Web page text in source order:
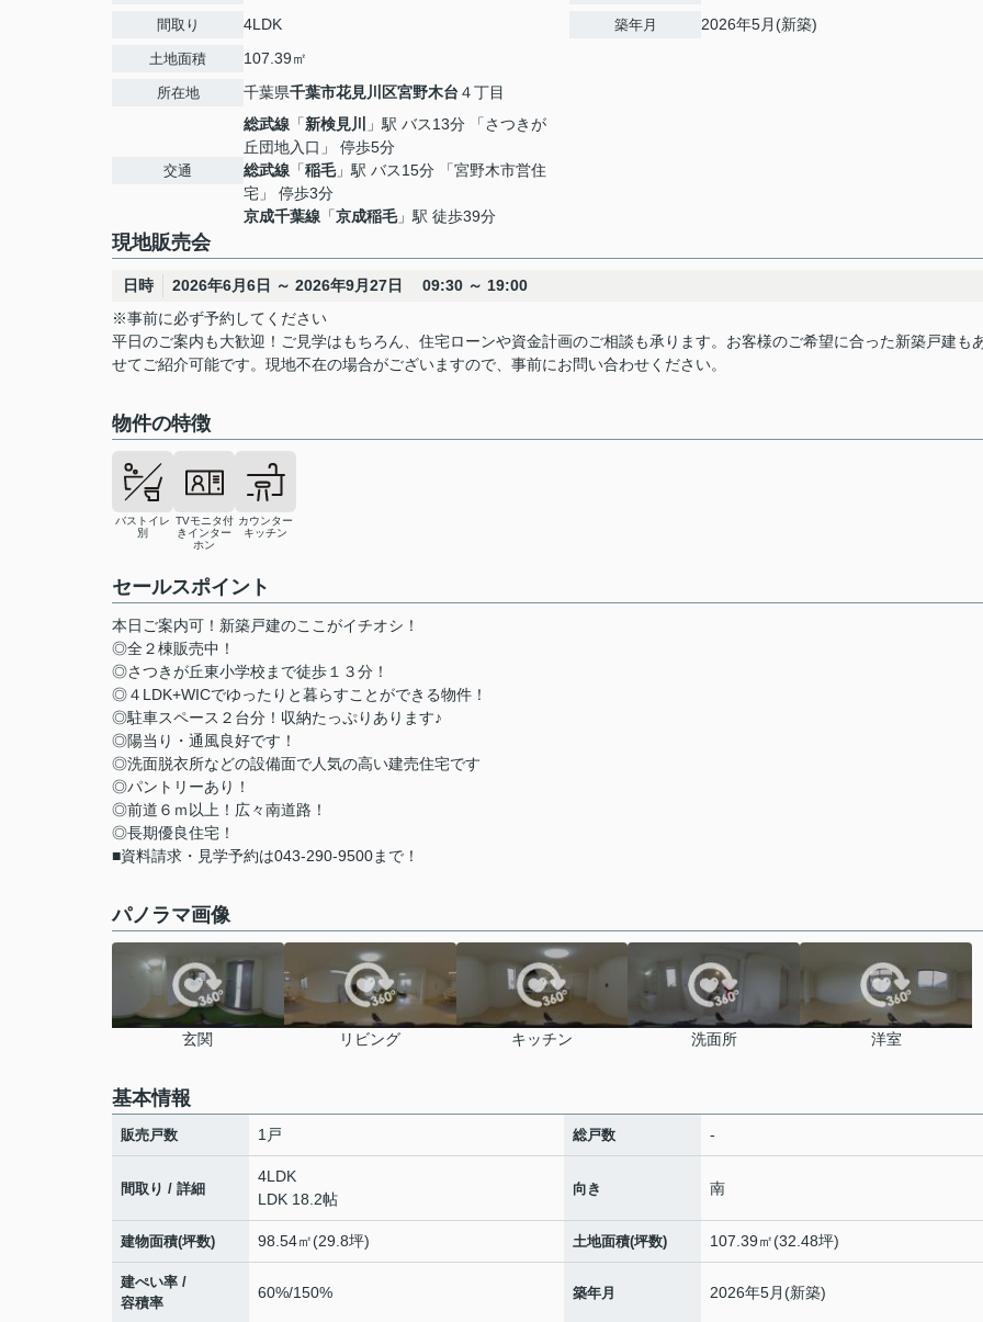
間取り 4LDK
土地面積 107.39㎡
所在地 千葉県千葉市花見川区宮野木台 ４丁目
交通
総武線 「新検見川
」駅 バス13分 「さつきが
丘団地入口」 停歩5分
総武線 「稲毛」駅 バス15分 「宮野木市営住
宅」 停歩3分
京成千葉線 「京成稲毛」駅 徒歩39分
築年月 2026年5月(新築)
現地販売会
日時
2026年6月6日 ～ 2026年9月27日 09:30 ～ 19:00
※事前に必ず予約してください
平日のご案内も大歓迎！ご見学はもちろん、住宅ローンや資金計画のご相談も承ります。お客様のご希望に合った新築戸建も
せてご紹介可能です。現地不在の場合がございますので、事前にお問い合わせください。
物件の特徴
バストイレ
別
TVモニタ付
きインター
ホン
カウンター
キッチン
セールスポイント
本日ご案内可！新築戸建のここがイチオシ！
◎全２棟販売中！
◎さつきが丘東小学校まで徒歩１３分！
◎４LDK+WICでゆったりと暮らすことができる物件！
◎駐車スペース２台分！収納たっぷりあります♪
◎陽当り・通風良好です！
◎洗面脱衣所などの設備面で人気の高い建売住宅です
◎パントリーあり！
◎前道６ｍ以上！広々南道路！
◎長期優良住宅！
■資料請求・見学予約は043-290-9500まで！
パノラマ画像
玄関 リビング キッチン 洗面所 洋室
基本情報
販売戸数 1戸 総戸数 -
間取り / 詳細
4LDK
LDK 18.2帖
向き 南
建物面積(坪数) 98.54㎡(29.8坪) 土地面積(坪数) 107.39㎡(32.48坪)
建ぺい率 /
容積率
60%/150% 築年月 2026年5月(新築)